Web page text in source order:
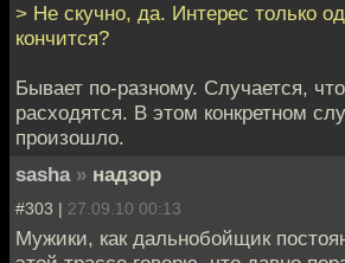
> Не скучно, да. Интерес только
кончится?
Бывает по-разному. Случается,
расходятся. В этом конкретном
произошло.
sasha » надзор
#303 | 27.09.10 00:13
Мужики, как дальнобойщик